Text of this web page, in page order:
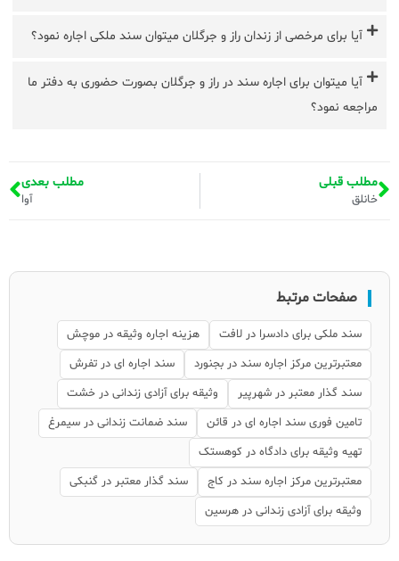
آیا برای مرخصی از زندان راز و جرگلان میتوان سند ملکی اجاره نمود؟
آیا میتوان برای اجاره سند در راز و جرگلان بصورت حضوری به دفتر ما
مراجعه نمود؟
مطلب قبلی
خانلق
مطلب بعدی
آوا
صفحات مرتبط
سند ملکی برای دادسرا در لافت
هزینه اجاره وثیقه در موچش
معتبرترین مرکز اجاره سند در بجنورد
سند اجاره ای در تفرش
سند گذار معتبر در شهرپیر
وثیقه برای آزادی زندانی در خشت
تامین فوری سند اجاره ای در قائن
سند ضمانت زندانی در سیمرغ
تهیه وثیقه برای دادگاه در کوهستک
معتبرترین مرکز اجاره سند در کاج
سند گذار معتبر در گنبکی
وثیقه برای آزادی زندانی در هرسین